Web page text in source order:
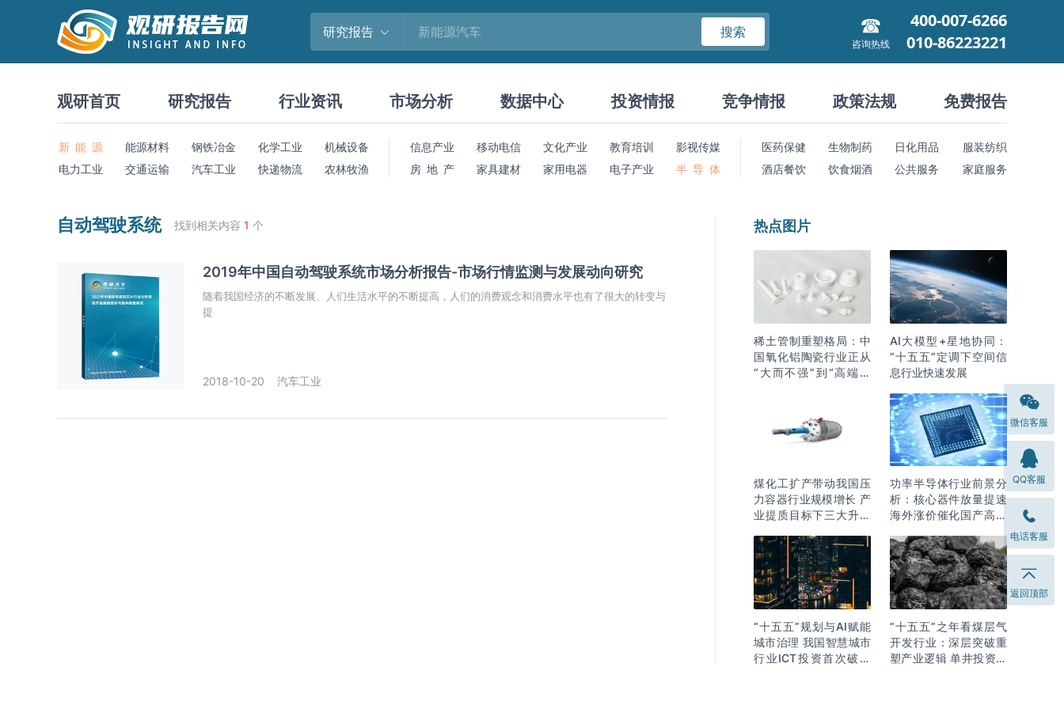
研究报告 搜索
咨询热线
400-007-6266
010-86223221
观研首页 研究报告 行业资讯 市场分析 数据中心 投资情报 竞争情报 政策法规 免费报告
新 能 源 能源材料 钢铁冶金 化学工业
机械设备
电力工业
交通运输 汽车工业 快递物流 农林牧渔
信息产业 移动电信 文化产业 教育培训
影视传媒
房 地 产
家具建材 家用电器 电子产业 半 导 体
医药保健 生物制药 日化用品
服装纺织
酒店餐饮
饮食烟酒 公共服务 家庭服务
自动驾驶系统 找到相关内容 1 个
2019年中国自动驾驶系统市场分析报告-市场行情监测与发展动向研究
随着我国经济的不断发展、人们生活水平的不断提高，人们的消费观念和消费水平也有了很大的转变与
提
2018-10-20 汽车工业
热点图片
稀土管制重塑格局：中
国氧化铝陶瓷行业正从
“大而不强”到“高端突
AI大模型+星地协同：
“十五五”定调下空间信
息行业快速发展
煤化工扩产带动我国压
力容器行业规模增长 产
业提质目标下三大升级
功率半导体行业前景分
析：核心器件放量提速
海外涨价催化国产高端
“十五五”规划与AI赋能
城市治理 我国智慧城市
行业ICT投资首次破万
“十五五”之年看煤层气
开发行业：深层突破重
塑产业逻辑 单井投资成
微信客服
QQ客服
电话客服
返回顶部